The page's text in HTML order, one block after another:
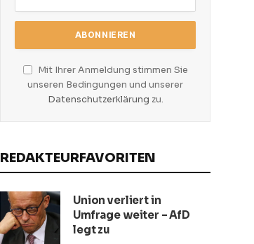
Mit Ihrer Anmeldung stimmen Sie
unseren Bedingungen und unserer
Datenschutzerklärung zu.
REDAKTEURFAVORITEN
Union verliert in
Umfrage weiter – AfD
legt zu